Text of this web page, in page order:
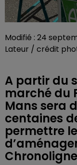
Modifié : 24
Lateur / crédit
A partir du
marché du
Mans sera
centaines
permettre